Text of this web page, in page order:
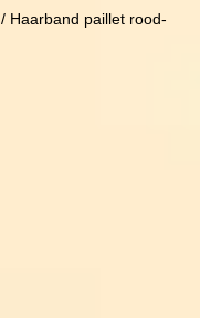
/ Haarband paillet rood-